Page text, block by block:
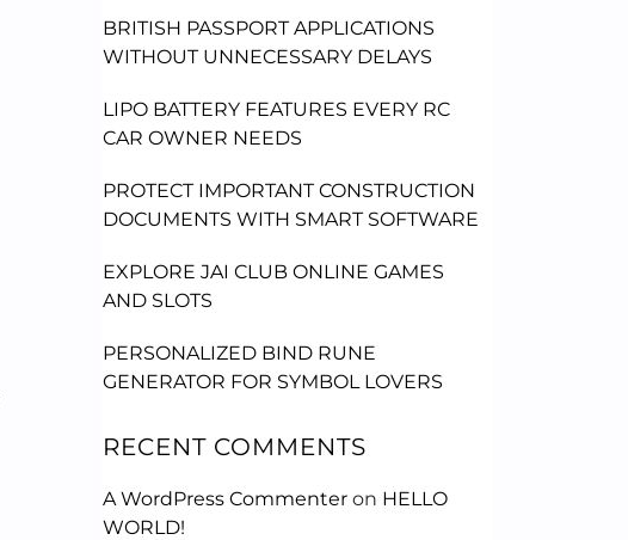
BRITISH PASSPORT APPLICATIONS
WITHOUT UNNECESSARY DELAYS
LIPO BATTERY FEATURES EVERY RC
CAR OWNER NEEDS
PROTECT IMPORTANT CONSTRUCTION
DOCUMENTS WITH SMART SOFTWARE
EXPLORE JAI CLUB ONLINE GAMES
AND SLOTS
PERSONALIZED BIND RUNE
GENERATOR FOR SYMBOL LOVERS
RECENT COMMENTS
A WordPress Commenter on HELLO
WORLD!